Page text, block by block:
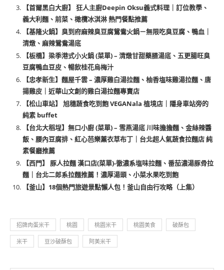
【首爾黑白大廚】 狂人主廚Deepin Oksu義式料理｜訂位教學、
義大利麵、前菜、橄欖冰淇淋 熱門餐點推薦
【基隆火鍋】臭到府麻辣臭豆腐鴛鴦火鍋－無限吃臭豆腐、鴨血｜
清燉、麻辣鴛鴦湯底
【板橋】梁季港式小火鍋 (菜單) – 清燉甘甜藥膳湯底、五更腸旺臭
豆腐鴨血豆皮、暢飲桂花烏梅汁
【忠孝新生】麵屋千雲 – 濃厚雞白湯拉麵、柚香塩味雞湯拉麵、唐
揚雞皮｜近華山文創的雞白湯拉麵專賣店
【松山車站】 旭穗蔬食吃到飽 VEGANala 植境店｜隱身車站旁的
純素 buffet
【台北大稻埕】無口小廚 (菜單) – 雪燕湯底 川味擔擔麵、金絲辣醬
飯、腰內豆腐排、紅心芭樂薰衣草布丁｜台北超人氣蔬食拉麵店 純
素餐廳推薦
【西門】 豚人拉麵 漢口店(菜單)-徹濃系塩味拉麵、番茄濃湯豚骨拉
麵｜台北二郎系拉麵推薦！濃厚湯頭、小菜水果吃到飽
【釜山】18個熱門旅遊景點懶人包！釜山自由行攻略（上集）
招牌肉蛋米干 桃園 桃園米干 桃園美食 破酥包
米干 豆沙破酥包 阿美米干